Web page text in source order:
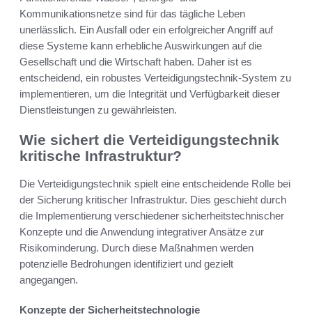
Kommunikationsnetze sind für das tägliche Leben
unerlässlich. Ein Ausfall oder ein erfolgreicher Angriff auf
diese Systeme kann erhebliche Auswirkungen auf die
Gesellschaft und die Wirtschaft haben. Daher ist es
entscheidend, ein robustes Verteidigungstechnik-System zu
implementieren, um die Integrität und Verfügbarkeit dieser
Dienstleistungen zu gewährleisten.
Wie sichert die Verteidigungstechnik
kritische Infrastruktur?
Die Verteidigungstechnik spielt eine entscheidende Rolle bei
der Sicherung kritischer Infrastruktur. Dies geschieht durch
die Implementierung verschiedener sicherheitstechnischer
Konzepte und die Anwendung integrativer Ansätze zur
Risikominderung. Durch diese Maßnahmen werden
potenzielle Bedrohungen identifiziert und gezielt
angegangen.
Konzepte der Sicherheitstechnologie